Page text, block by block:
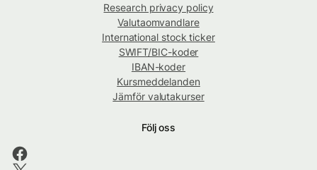
Research privacy policy
Valutaomvandlare
International stock ticker
SWIFT/BIC-koder
IBAN-koder
Kursmeddelanden
Jämför valutakurser
Följ oss